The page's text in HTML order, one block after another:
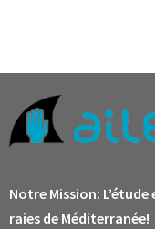
Notre Mission:
raies de Méditerranée!